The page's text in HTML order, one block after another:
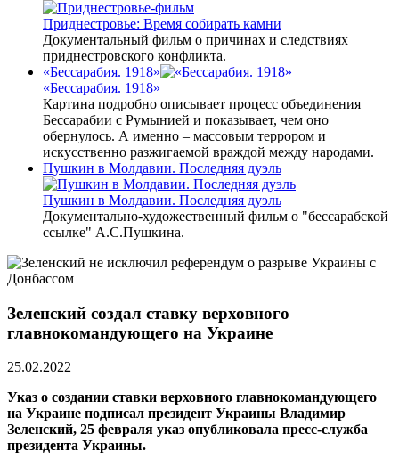
Приднестровье: Время собирать камни
Документальный фильм о причинах и следствиях
приднестровского конфликта.
«Бессарабия. 1918»
«Бессарабия. 1918»
Картина подробно описывает процесс объединения
Бессарабии с Румынией и показывает, чем оно
обернулось. А именно – массовым террором и
искусственно разжигаемой враждой между народами.
Пушкин в Молдавии. Последняя дуэль
Пушкин в Молдавии. Последняя дуэль
Документально-художественный фильм о "бессарабской
ссылке" А.С.Пушкина.
Зеленский создал ставку верховного
главнокомандующего на Украине
25.02.2022
Указ о создании ставки верховного главнокомандующего
на Украине подписал президент Украины Владимир
Зеленский, 25 февраля указ опубликовала пресс-служба
президента Украины.